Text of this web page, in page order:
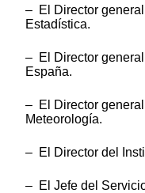
– El Director
Estadística.
– El Director
España.
– El Director
Meteorología.
– El Director del
– El Jefe del